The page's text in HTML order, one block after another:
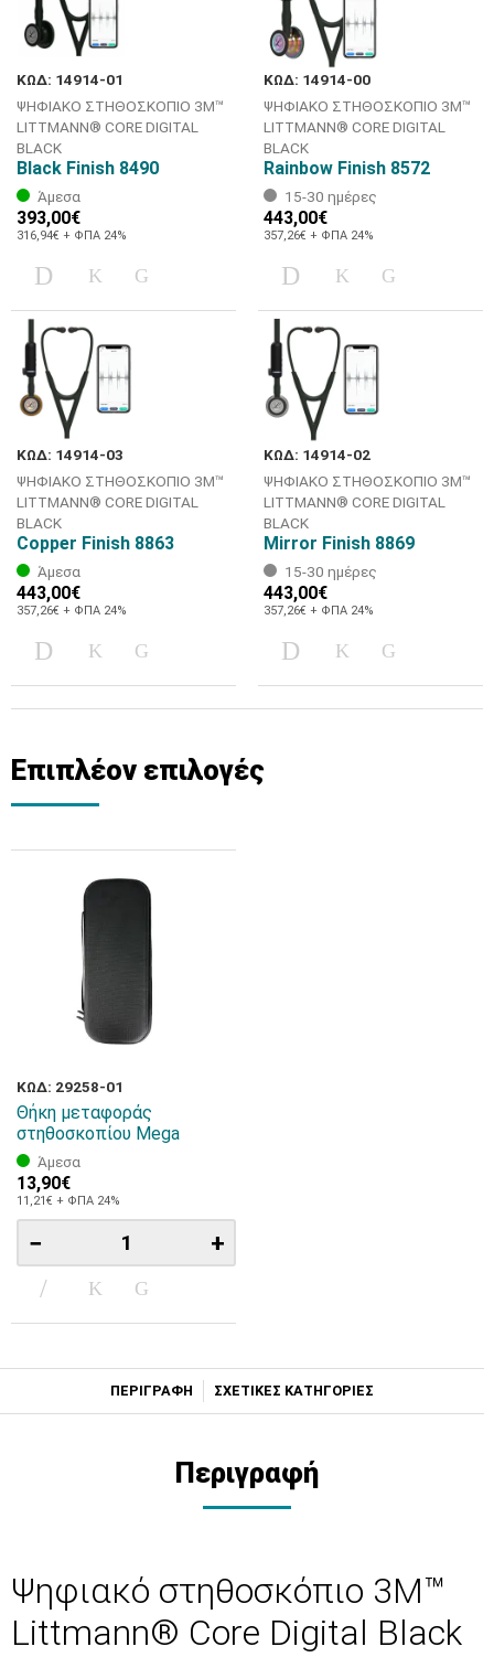
ΚΩΔ: 14914-01
ΨΗΦΙΑΚΟ ΣΤΗΘΟΣΚΟΠΙΟ 3M™
LITTMANN® CORE DIGITAL
BLACK
Black Finish 8490
Άμεσα
393,00€
316,94€ + ΦΠΑ 24%
ΚΩΔ: 14914-00
ΨΗΦΙΑΚΟ ΣΤΗΘΟΣΚΟΠΙΟ 3M™
LITTMANN® CORE DIGITAL
BLACK
Rainbow Finish 8572
15-30 ημέρες
443,00€
357,26€ + ΦΠΑ 24%
ΚΩΔ: 14914-03
ΨΗΦΙΑΚΟ ΣΤΗΘΟΣΚΟΠΙΟ 3M™
LITTMANN® CORE DIGITAL
BLACK
Copper Finish 8863
Άμεσα
443,00€
357,26€ + ΦΠΑ 24%
ΚΩΔ: 14914-02
ΨΗΦΙΑΚΟ ΣΤΗΘΟΣΚΟΠΙΟ 3M™
LITTMANN® CORE DIGITAL
BLACK
Mirror Finish 8869
15-30 ημέρες
443,00€
357,26€ + ΦΠΑ 24%
Επιπλέον επιλογές
ΚΩΔ: 29258-01
Θήκη μεταφοράς
στηθοσκοπίου Mega
Άμεσα
13,90€
11,21€ + ΦΠΑ 24%
− +
ΠΕΡΙΓΡΑΦΗ ΣΧΕΤΙΚΕΣ ΚΑΤΗΓΟΡΙΕΣ
Περιγραφή
Ψηφιακό στηθοσκόπιο 3M™
Littmann® Core Digital Black